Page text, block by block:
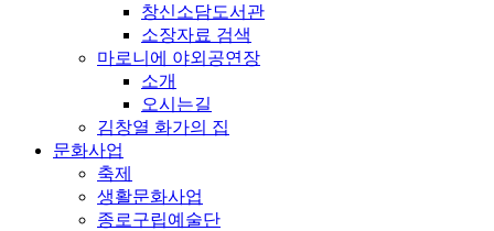
창신소담도서관
소장자료 검색
마로니에 야외공연장
소개
오시는길
김창열 화가의 집
문화사업
축제
생활문화사업
종로구립예술단